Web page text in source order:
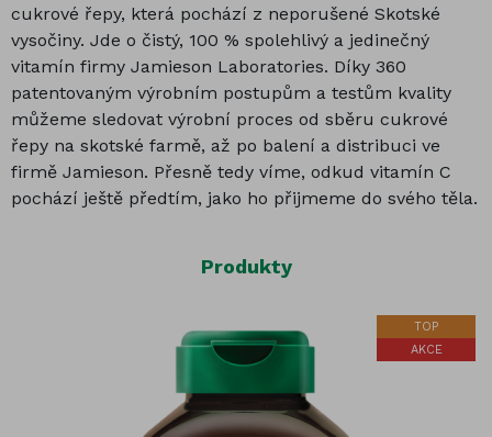
cukrové řepy, která pochází z neporušené Skotské
vysočiny. Jde o čistý, 100 % spolehlivý a jedinečný
vitamín firmy Jamieson Laboratories. Díky 360
patentovaným výrobním postupům a testům kvality
můžeme sledovat výrobní proces od sběru cukrové
řepy na skotské farmě, až po balení a distribuci ve
firmě Jamieson. Přesně tedy víme, odkud vitamín C
pochází ještě předtím, jako ho přijmeme do svého těla.
Produkty
TOP
AKCE